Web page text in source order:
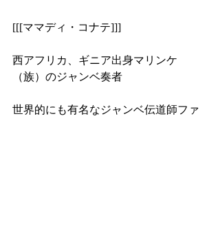
[[[ママディ・コナテ]]]
西アフリカ、ギニア出身マリンケ
（族）のジャンベ奏者
世界的にも有名なジャンベ伝道師ファ